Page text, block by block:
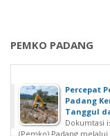
PEMKO PADANG
Percepat
Padang
Tanggul
Dokumtasi
(Pemko) Padang melalui